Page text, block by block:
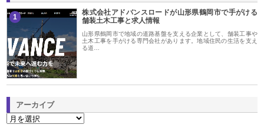
1
株式会社アドバンスロードが山形県鶴岡市で手がける
舗装土木工事と求人情報
山形県鶴岡市で地域の道路基盤を支える企業として、舗装工事や
土木工事を手がける専門会社があります。地域住民の生活を支え
る道…
アーカイブ